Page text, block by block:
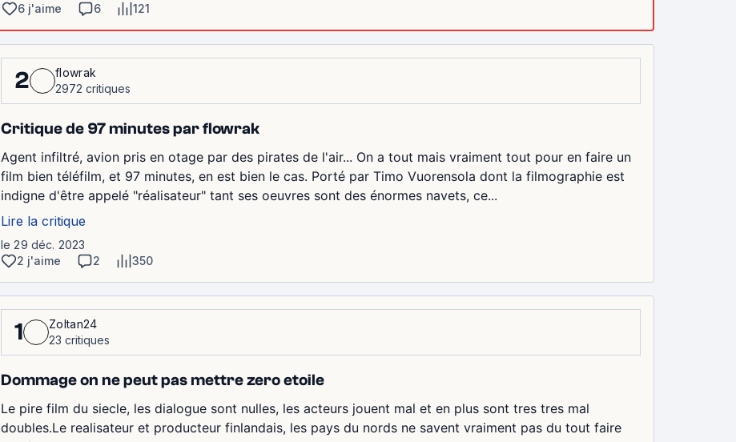
6 j'aime
6 121
2
flowrak
2972 critiques
Critique de 97 minutes par flowrak
Agent infiltré, avion pris en otage par des pirates de l'air... On a tout mais vraiment tout pour en faire un
film bien téléfilm, et 97 minutes, en est bien le cas. Porté par Timo Vuorensola dont la filmographie est
indigne d'être appelé "réalisateur" tant ses oeuvres sont des énormes navets, ce...
Lire la critique
le 29 déc. 2023
2 j'aime
2 350
1
Zoltan24
23 critiques
Dommage on ne peut pas mettre zero etoile
Le pire film du siecle, les dialogue sont nulles, les acteurs jouent mal et en plus sont tres tres mal
doubles.Le realisateur et producteur finlandais, les pays du nords ne savent vraiment pas du tout faire